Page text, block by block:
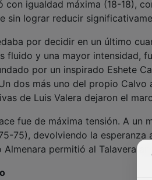
con igualdad máxima (18-18),
sin lograr reducir
por decidir en un último
fluido y una mayor intensidad,
por un inspirado Eshete
dos más uno del propio
de Luis Valera dejaron el
fue de máxima tensión. A un
75), devolviendo la esperanza
Almenara permitió al Talavera